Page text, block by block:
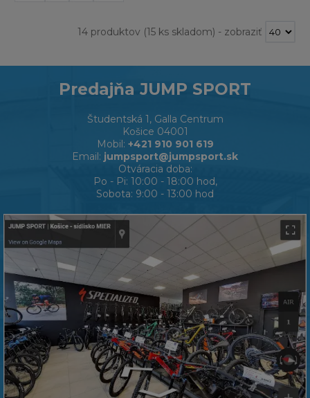
14 produktov(15 ks skladom) - zobraziť
Predajňa JUMP SPORT
Študentská 1, Galla Centrum
Košice 04001
Mobil: +421 910 901 619
Email: jumpsport@jumpsport.sk
Otváracia doba:
Po - Pi: 10:00 - 18:00 hod,
Sobota: 9:00 - 13:00 hod